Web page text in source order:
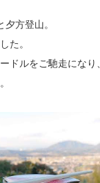
方登山。
た。
ドルをご馳走にな